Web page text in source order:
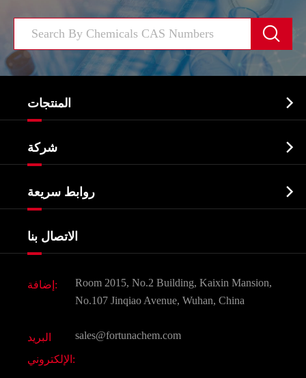

المنتجات 
الصيدلانية وسيطة
البيوكيميائية
Agrochemicals و الوسطيات
مكونات مستحضرات التجميل
النكهات و عطور
الكيميائية CAS
جميع المواد الكيميائية غرامة
شركة 
شهادات و مصنع تظهر
شركة التاريخ
روابط سريعة 
الاتصال بنا
إضافة:
Room 2015, No.2 Building, Kaixin Mansion,
No.107 Jinqiao Avenue, Wuhan, China
البريد
الإلكتروني:
sales@fortunachem.com